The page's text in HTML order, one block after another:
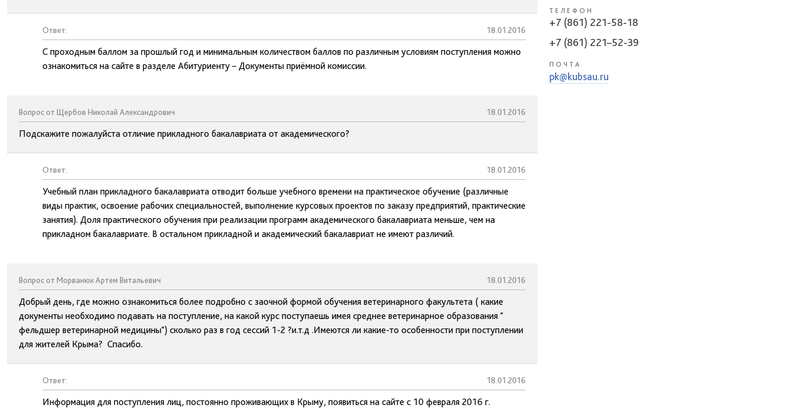
Ответ: 18.01.2016
С проходным баллом за прошлый год и минимальным количеством баллов по различным условиям поступления можно
ознакомиться на сайте в разделе Абитуриенту – Документы приёмной комиссии.
Вопрос от Щербов Николай Александрович 18.01.2016
Подскажите пожалуйста отличие прикладного бакалавриата от академического?
Ответ: 18.01.2016
Учебный план прикладного бакалавриата отводит больше учебного времени на практическое обучение (различные
виды практик, освоение рабочих специальностей, выполнение курсовых проектов по заказу предприятий, практические
занятия). Доля практического обучения при реализации программ академического бакалавриата меньше, чем на
прикладном бакалавриате. В остальном прикладной и академический бакалавриат не имеют различий.
Вопрос от Морванюк Артем Витальевич 18.01.2016
Добрый день, где можно ознакомиться более подробно с заочной формой обучения ветеринарного факультета ( какие
документы необходимо подавать на поступление, на какой курс поступаешь имея среднее ветеринарное образования "
фельдшер ветеринарной медицины") сколько раз в год сессий 1-2 ?и.т.д .Имеются ли какие-то особенности при поступлении
для жителей Крыма? Спасибо.
Ответ: 18.01.2016
Информация для поступления лиц, постоянно проживающих в Крыму, появиться на сайте с 10 февраля 2016 г.
ТЕЛЕФОН
+7 (861) 221-58-18
+7 (861) 221–52-39
ПОЧТА
pk@kubsau.ru